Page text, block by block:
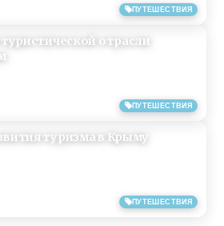
ПУТЕШЕСТВИЯ
ПУТЕШЕСТВИЯ
отрасли
ПУТЕШЕСТВИЯ
туризма в Крыму